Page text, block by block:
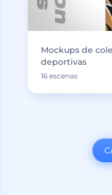
Mockups de
deportivas
16 escenas